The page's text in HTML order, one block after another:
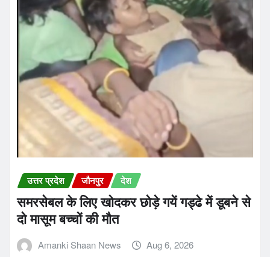
उत्तर प्रदेश जौनपुर देश
समरसेबल के लिए खोदकर छोड़े गयें गड्ढे में डूबने से
दो मासूम बच्चों की मौत
Amanki Shaan News Aug 6, 2026